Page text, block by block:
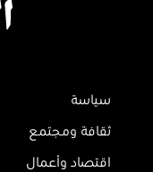
سياسة
ثقافة ومجتمع
اقتصاد وأعمال